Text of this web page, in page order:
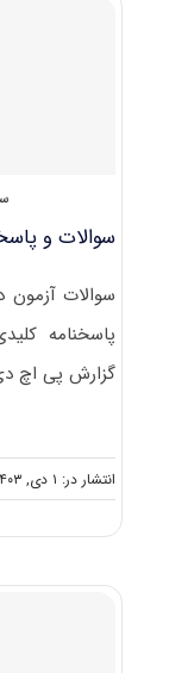
سوالات و
پاسخنامه
گزارش پی اچ
انتشار در: ۱ دی, ۱۴۰۳